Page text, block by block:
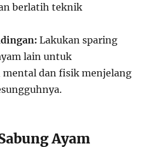
berlatih teknik
Lakukan sparing
lain untuk
mental dan fisik menjelang
Ayam